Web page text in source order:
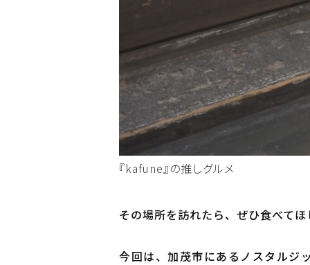
『kafune』の推しグルメ
その場所を訪れたら、ぜひ食べて
今回は、加茂市にあるノスタルジ